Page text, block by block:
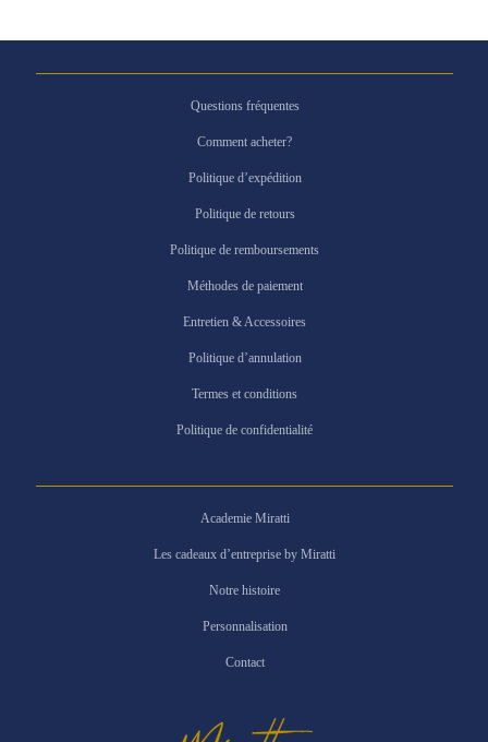
Questions fréquentes
Comment acheter?
Politique d’expédition
Politique de retours
Politique de remboursements
Méthodes de paiement
Entretien & Accessoires
Politique d’annulation
Termes et conditions
Politique de confidentialité
Academie Miratti
Les cadeaux d’entreprise by Miratti
Notre histoire
Personnalisation
Contact